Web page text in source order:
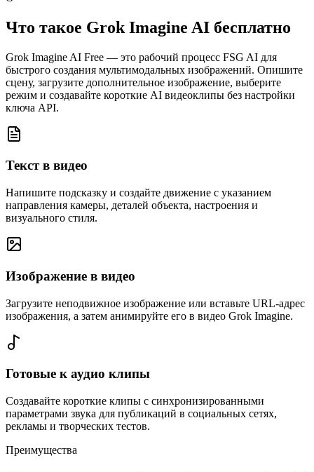
Что такое Grok Imagine AI бесплатно
Grok Imagine AI Free — это рабочий процесс FSG AI для
быстрого создания мультимодальных изображений. Опишите
сцену, загрузите дополнительное изображение, выберите
режим и создавайте короткие AI видеоклипы без настройки
ключа API.
Текст в видео
Напишите подсказку и создайте движение с указанием
направления камеры, деталей объекта, настроения и
визуального стиля.
Изображение в видео
Загрузите неподвижное изображение или вставьте URL-адрес
изображения, а затем анимируйте его в видео Grok Imagine.
Готовые к аудио клипы
Создавайте короткие клипы с синхронизированными
параметрами звука для публикаций в социальных сетях,
рекламы и творческих тестов.
Преимущества